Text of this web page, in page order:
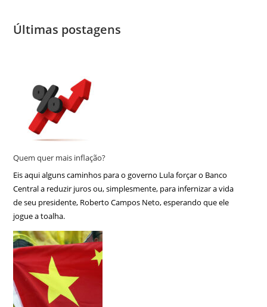
Últimas postagens
Quem quer mais inflação?
Eis aqui alguns caminhos para o governo Lula forçar o Banco
Central a reduzir juros ou, simplesmente, para infernizar a vida
de seu presidente, Roberto Campos Neto, esperando que ele
jogue a toalha.